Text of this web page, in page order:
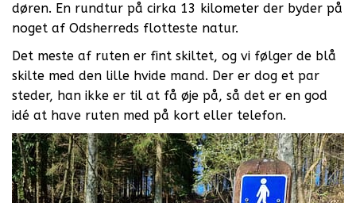
døren. En rundtur på cirka 13 kilometer der byder på
noget af Odsherreds flotteste natur.
Det meste af ruten er fint skiltet, og vi følger de blå
skilte med den lille hvide mand. Der er dog et par
steder, han ikke er til at få øje på, så det er en god
idé at have ruten med på kort eller telefon.